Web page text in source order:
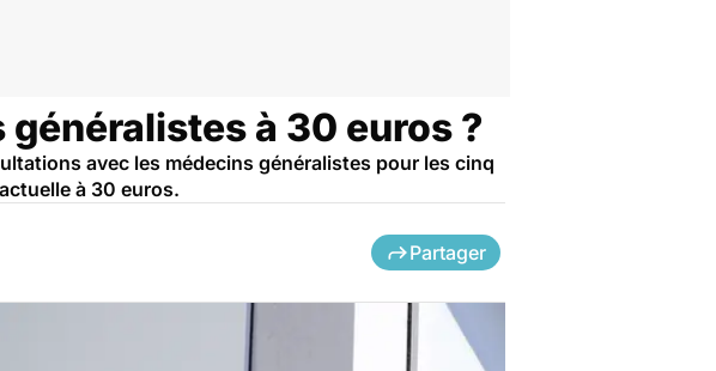
à 30 euros ?
avec les médecins généralistes pour les cinq
à 30 euros.
Partager